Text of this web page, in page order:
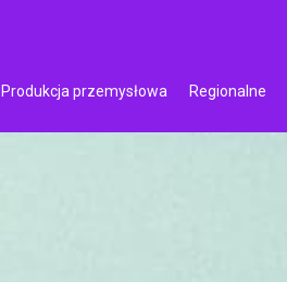
Produkcja przemysłowa Regionalne